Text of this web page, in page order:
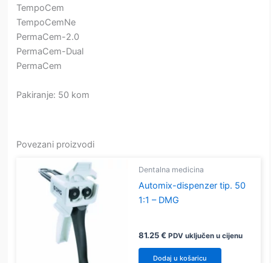
TempoCem
TempoCemNe
PermaCem-2.0
PermaCem-Dual
PermaCem
Pakiranje: 50 kom
Povezani proizvodi
Dentalna medicina
Automix-dispenzer tip. 50
1:1 – DMG
81.25€ PDV uključen u cijenu
Dodaj u košaricu